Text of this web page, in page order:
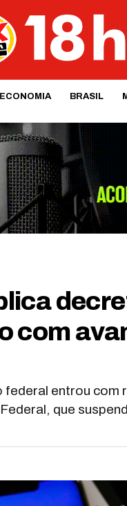
ECONOMIA BRASIL
com
federal entrou com
que